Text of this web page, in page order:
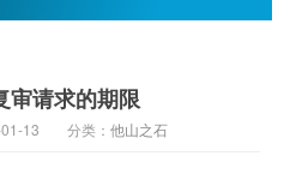
审请求的期限
13 分类： 他山之石